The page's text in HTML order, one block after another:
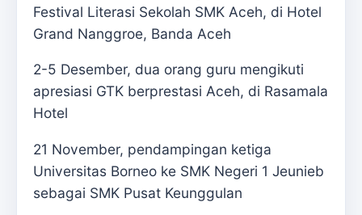
Festival Literasi Sekolah SMK Aceh, di Hotel
Grand Nanggroe, Banda Aceh
2-5 Desember, dua orang guru mengikuti
apresiasi GTK berprestasi Aceh, di Rasamala
Hotel
21 November, pendampingan ketiga
Universitas Borneo ke SMK Negeri 1 Jeunieb
sebagai SMK Pusat Keunggulan